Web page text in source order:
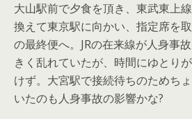
大山駅前で夕食を頂き、東武東上
換えて東京駅に向かい、指定席を
の最終便へ。JRの在来線が人身事
きく乱れていたが、時間にゆとり
けず。大宮駅で接続待ちのためち
いたのも人身事故の影響かな?